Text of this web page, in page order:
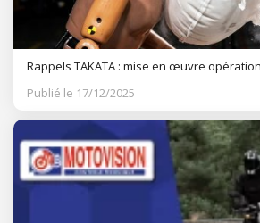
Rappels TAKATA : mise en œuvre
Publié le 17/12/2025